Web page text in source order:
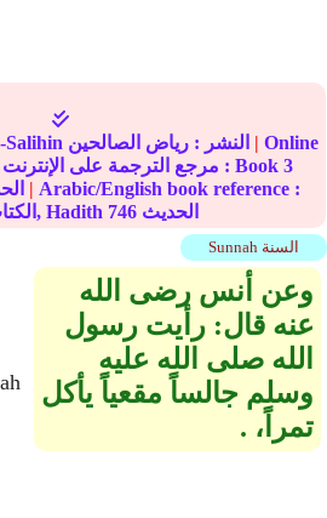
Salihin النشر : رياض الصالحين | Online
translation reference مرجع الترجمة على الإنترنت : Book 3
| Arabic/English book reference :
الكتاب, Hadith 746 الحديث
Sunnah السنة
وعن أنس رضى الله
عنه قال‏:‏ رأيت رسول
الله صلى الله عليه
وسلم جالساً مقعياً يأكل
تمراً، ‏‏.‏